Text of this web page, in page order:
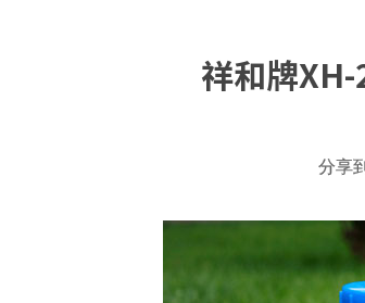
祥和牌
分享